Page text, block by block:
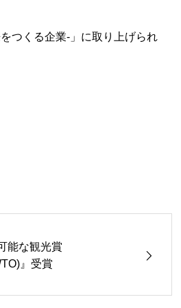
つくる企業-」に取り上げられ
能な観光賞
』受賞